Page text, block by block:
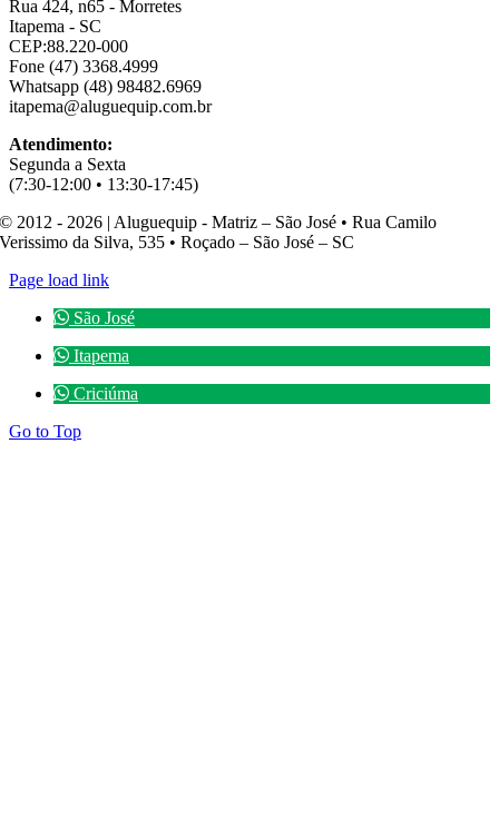
Rua 424, n65 - Morretes
Itapema - SC
CEP:88.220-000
Fone (47) 3368.4999
Whatsapp (48) 98482.6969
itapema@aluguequip.com.br
Atendimento:
Segunda a Sexta
(7:30-12:00 • 13:30-17:45)
© 2012 - 2026 | Aluguequip - Matriz – São José • Rua Camilo
Verissimo da Silva, 535 • Roçado – São José – SC
Page load link
São José
Itapema
Criciúma
Go to Top